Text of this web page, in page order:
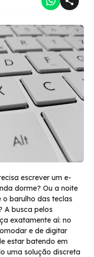
escrever um e-
dorme? Ou a noite
barulho das teclas
A busca pelos
exatamente aí: no
e de digitar
estar batendo em
uma solução discreta